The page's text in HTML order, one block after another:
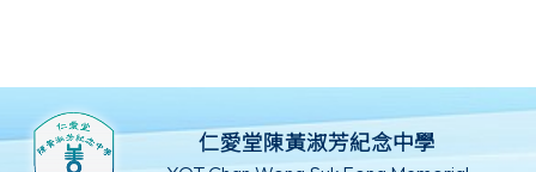
仁愛堂陳黃淑芳紀念中學